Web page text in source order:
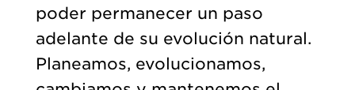
poder permanecer un paso
adelante de su evolución natural.
Planeamos, evolucionamos,